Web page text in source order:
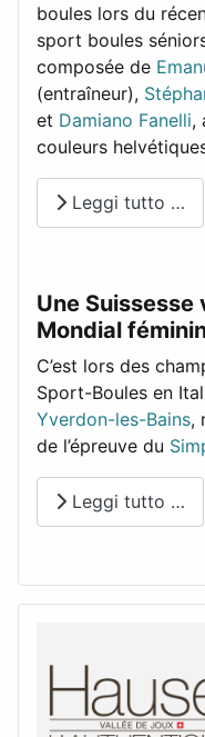
boules lors du
sport boules
composée de
(entraîneur),
et Damiano Fanelli,
couleurs
Leggi tutto …
Une
Mondial
C’est lors des
Sport-Boules en
Yverdon-les-Bains,
de l’épreuve du
Leggi tutto …